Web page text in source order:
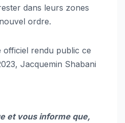
dans leurs zones
ordre.
officiel rendu public ce
Jacquemin Shabani
et vous informe que,